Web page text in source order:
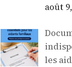
août
les